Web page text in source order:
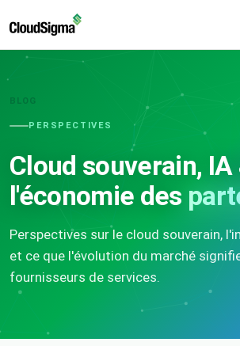
BLOG
PERSPECTIVES
Cloud souverain, IA
l'économie des
Perspectives sur le cloud souverain,
et ce que l'évolution du marché
fournisseurs de services.